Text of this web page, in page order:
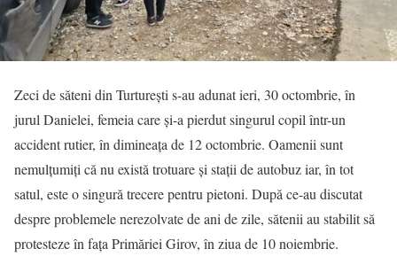
Zeci de săteni din Turturești s-au adunat ieri, 30 octombrie, în
jurul Danielei, femeia care și-a pierdut singurul copil într-un
accident rutier, în dimineața de 12 octombrie. Oamenii sunt
nemulțumiți că nu există trotuare și stații de autobuz iar, în tot
satul, este o singură trecere pentru pietoni. După ce-au discutat
despre problemele nerezolvate de ani de zile, sătenii au stabilit să
protesteze în fața Primăriei Girov, în ziua de 10 noiembrie.